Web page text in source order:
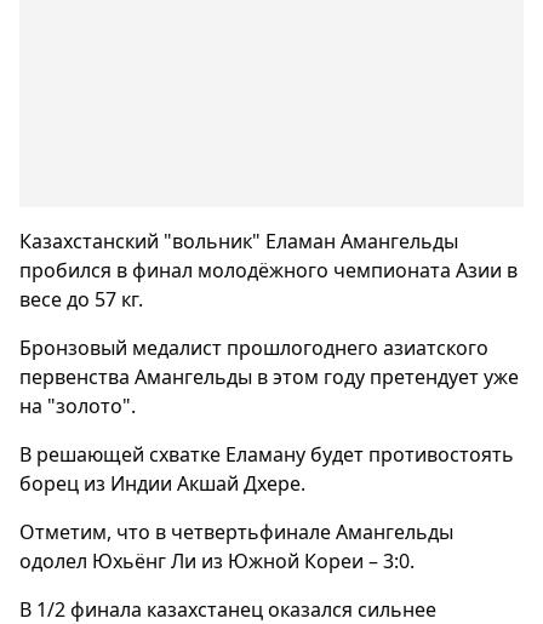
Казахстанский "вольник" Еламан Амангельды
пробился в финал молодёжного чемпионата Азии в
весе до 57 кг.
Бронзовый медалист прошлогоднего азиатского
первенства Амангельды в этом году претендует уже
на "золото".
В решающей схватке Еламану будет противостоять
борец из Индии Акшай Дхере.
Отметим, что в четвертьфинале Амангельды
одолел Юхьёнг Ли из Южной Кореи – 3:0.
В 1/2 финала казахстанец оказался сильнее